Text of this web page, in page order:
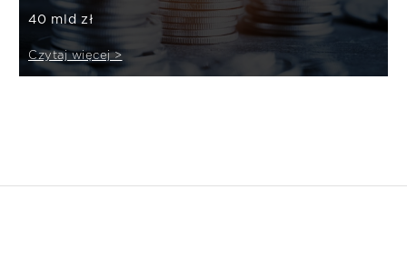
40 mld zł
Czytaj więcej >